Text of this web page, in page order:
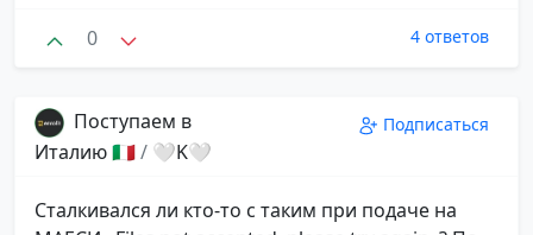
0 4 ответов
Поступаем в
Италию 🇮🇹/ 🤍K🤍
Подписаться
Сталкивался ли кто-то с таким при подаче на